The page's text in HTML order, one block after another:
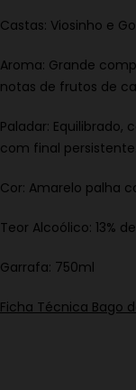
Castas: Viosinho e
Aroma: Grande
notas de frutos de
Paladar:
com final persistente.
Cor: Amarelo palha
Teor Alcoólico: 13%
Garrafa: 750ml
Ficha Técnica Bago